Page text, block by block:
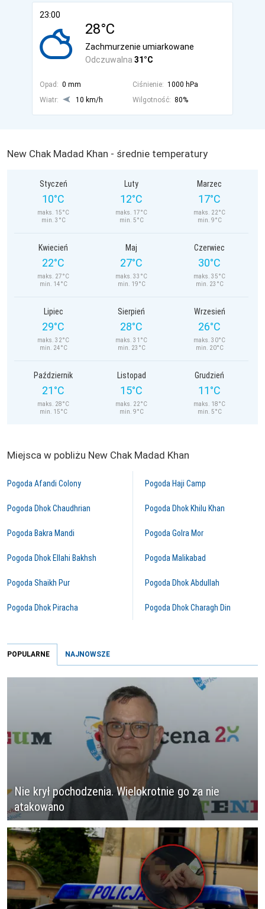
23:00
28°C
Odczuwalna 31°C
Zachmurzenie umiarkowane
Opad: 0 mm Ciśnienie: 1000 hPa
Wiatr:
10 km/h Wilgotność: 80%
New Chak Madad Khan - średnie temperatury
Styczeń
10°C
maks. 15°C
min. 3°C
Luty
12°C
maks. 17°C
min. 5°C
Marzec
17°C
maks. 22°C
min. 9°C
Kwiecień
22°C
maks. 27°C
min. 14°C
Maj
27°C
maks. 33°C
min. 19°C
Czerwiec
30°C
maks. 35°C
min. 23°C
Lipiec
29°C
maks. 32°C
min. 24°C
Sierpień
28°C
maks. 31°C
min. 23°C
Wrzesień
26°C
maks. 30°C
min. 20°C
Październik
21°C
maks. 28°C
min. 15°C
Listopad
15°C
maks. 22°C
min. 9°C
Grudzień
11°C
maks. 18°C
min. 5°C
Miejsca w pobliżu New Chak Madad Khan
Pogoda Afandi Colony
Pogoda Dhok Chaudhrian
Pogoda Bakra Mandi
Pogoda Dhok Ellahi Bakhsh
Pogoda Shaikh Pur
Pogoda Dhok Piracha
Pogoda Haji Camp
Pogoda Dhok Khilu Khan
Pogoda Golra Mor
Pogoda Malikabad
Pogoda Dhok Abdullah
Pogoda Dhok Charagh Din
POPULARNE NAJNOWSZE
Nie krył pochodzenia. Wielokrotnie go za nie
atakowano